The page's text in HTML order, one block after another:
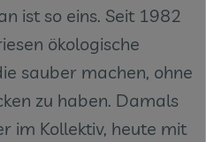
ist so eins. Seit 1982
ökologische
sauber machen, ohne
zu haben. Damals
im Kollektiv, heute mit